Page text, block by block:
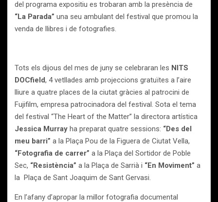
del programa expositiu es trobaran amb la presència de
“La Parada” una seu ambulant del festival que promou la
venda de llibres i de fotografies.
Tots els dijous del mes de juny se celebraran les NITS
DOCfield, 4 vetllades amb projeccions gratuïtes a l’aire
lliure a quatre places de la ciutat gràcies al patrocini de
Fujifilm, empresa patrocinadora del festival. Sota el tema
del festival “The Heart of the Matter” la directora artística
Jessica Murray ha preparat quatre sessions: “Des del
meu barri” a la Plaça Pou de la Figuera de Ciutat Vella,
“Fotografia de carrer” a la Plaça del Sortidor de Poble
Sec, “Resistència” a la Plaça de Sarrià i “En Moviment” a
la Plaça de Sant Joaquim de Sant Gervasi.
En l’afany d’apropar la millor fotografia documental